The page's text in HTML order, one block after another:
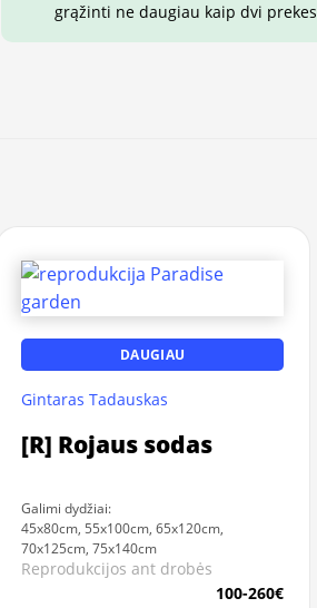
grąžinti ne daugiau kaip dvi prekes
DAUGIAU
Gintaras Tadauskas
[R] Rojaus sodas
Galimi dydžiai:
45x80cm, 55x100cm, 65x120cm,
70x125cm, 75x140cm
Reprodukcijos ant drobės
100-260€